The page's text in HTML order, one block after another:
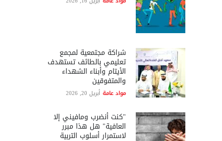
شراكة مجتمعية لمجمع
تعليمي بالطائف تستهدف
الأيتام وأبناء الشهداء
والمتفوقين
مواد عامة أبريل 20, 2026
"كنت أنضرب ومافيني إلا
العافية" هل هذا مبرر
لاستمرار أسلوب التربية